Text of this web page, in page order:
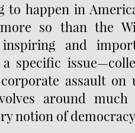
to happen in
so than the
inspiring and
specific
assault on
around much
notion of